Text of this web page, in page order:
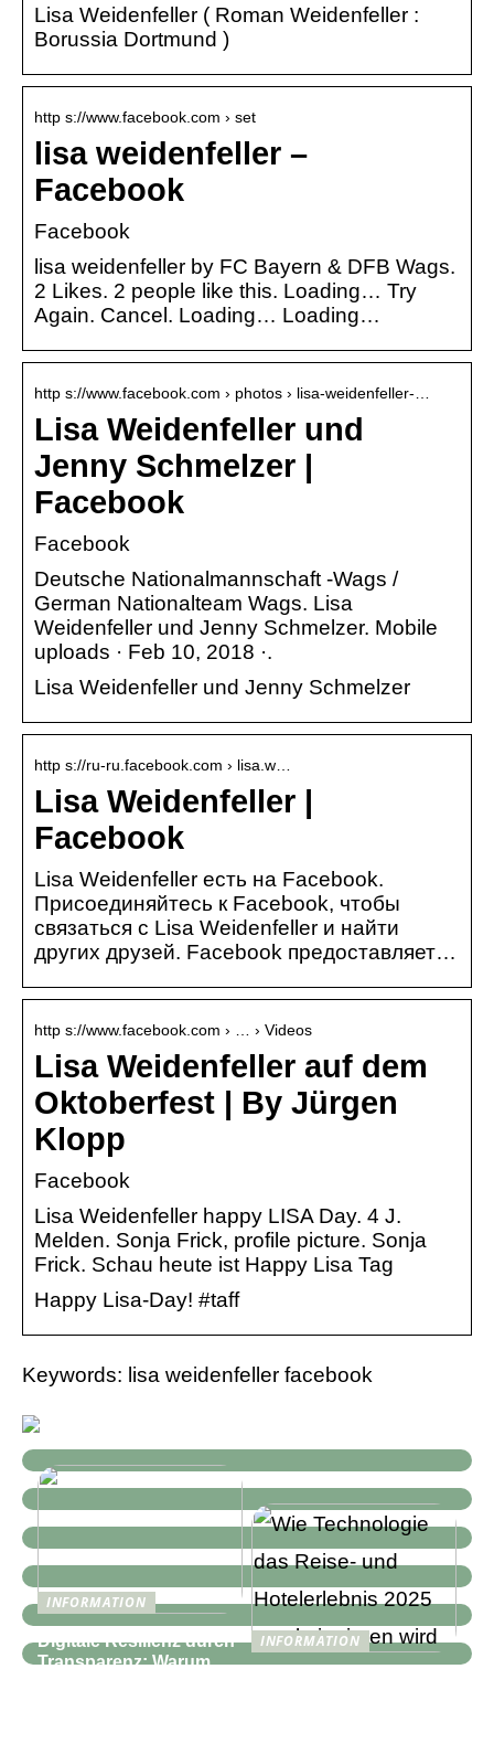
Lisa Weidenfeller ( Roman Weidenfeller :
Borussia Dortmund )
http s://www.facebook.com › set
lisa weidenfeller –
Facebook
Facebook
lisa weidenfeller by FC Bayern & DFB Wags.
2 Likes. 2 people like this. Loading… Try
Again. Cancel. Loading… Loading…
http s://www.facebook.com › photos › lisa-weidenfeller-…
Lisa Weidenfeller und
Jenny Schmelzer |
Facebook
Facebook
Deutsche Nationalmannschaft -Wags /
German Nationalteam Wags. Lisa
Weidenfeller und Jenny Schmelzer. Mobile
uploads · Feb 10, 2018 ·.
Lisa Weidenfeller und Jenny Schmelzer
http s://ru-ru.facebook.com › lisa.w…
Lisa Weidenfeller |
Facebook
Lisa Weidenfeller есть на Facebook.
Присоединяйтесь к Facebook, чтобы
связаться с Lisa Weidenfeller и найти
других друзей. Facebook предоставляет…
http s://www.facebook.com › … › Videos
Lisa Weidenfeller auf dem
Oktoberfest | By Jürgen
Klopp
Facebook
Lisa Weidenfeller happy LISA Day. 4 J.
Melden. Sonja Frick, profile picture. Sonja
Frick. Schau heute ist Happy Lisa Tag
Happy Lisa-Day! #taff
Keywords: lisa weidenfeller facebook
INFORMATION
Digitale Resilienz durch
Transparenz: Warum
INFORMATION